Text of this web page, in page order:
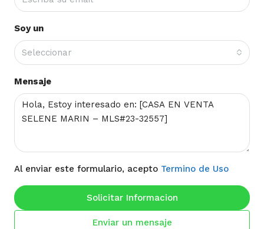
Soy un
Seleccionar
Mensaje
Al enviar este formulario, acepto Termino de Uso
Solicitar Informacion
Enviar un mensaje